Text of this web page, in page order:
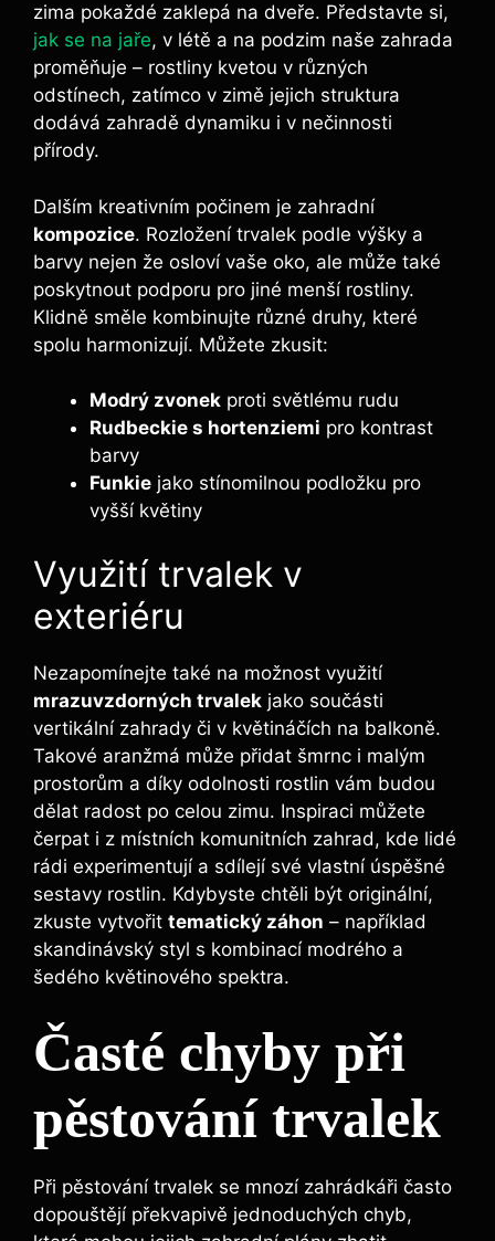
zima pokaždé zaklepá na dveře. Představte si,
jak se na jaře, v létě a na podzim naše zahrada
proměňuje – rostliny kvetou v různých
odstínech, zatímco v zimě jejich struktura
dodává zahradě dynamiku i v nečinnosti
přírody.
Dalším kreativním počinem je zahradní
kompozice. Rozložení trvalek podle výšky a
barvy nejen že osloví vaše oko, ale může také
poskytnout podporu pro jiné menší rostliny.
Klidně směle kombinujte různé druhy, které
spolu harmonizují. Můžete zkusit:
Modrý zvonek proti světlému rudu
Rudbeckie s hortenziemi pro kontrast
barvy
Funkie jako stínomilnou podložku pro
vyšší květiny
Využití trvalek v
exteriéru
Nezapomínejte také na možnost využití
mrazuvzdorných trvalek jako součásti
vertikální zahrady či v květináčích na balkoně.
Takové aranžmá může přidat šmrnc i malým
prostorům a díky odolnosti rostlin vám budou
dělat radost po celou zimu. Inspiraci můžete
čerpat i z místních komunitních zahrad, kde lidé
rádi experimentují a sdílejí své vlastní úspěšné
sestavy rostlin. Kdybyste chtěli být originální,
zkuste vytvořit tematický záhon – například
skandinávský styl s kombinací modrého a
šedého květinového spektra.
Časté chyby při
pěstování trvalek
Při pěstování trvalek se mnozí zahrádkáři často
dopouštějí překvapivě jednoduchých chyb,